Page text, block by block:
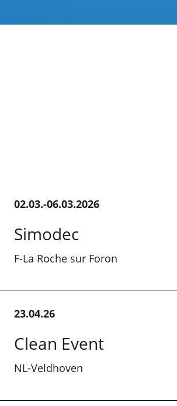
02.03.-06.03.2026
Simodec
F-La Roche sur Foron
23.04.26
Clean Event
NL-Veldhoven